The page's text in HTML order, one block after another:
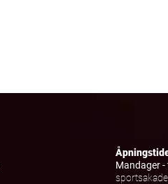
Mandager